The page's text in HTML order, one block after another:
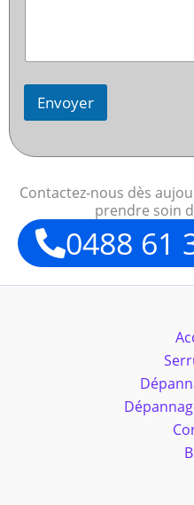
Envoyer
Contactez-nous dès
prendre soin
0488 61